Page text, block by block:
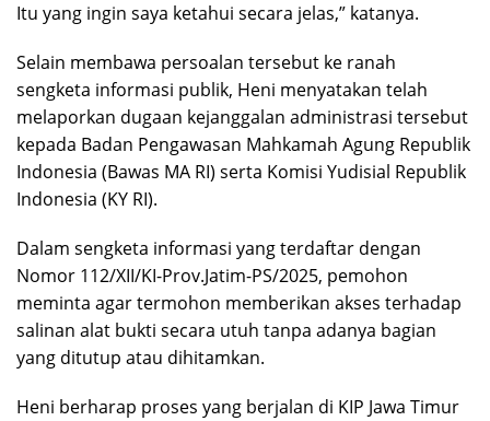
Itu yang ingin saya ketahui secara jelas,” katanya.
Selain membawa persoalan tersebut ke ranah
sengketa informasi publik, Heni menyatakan telah
melaporkan dugaan kejanggalan administrasi tersebut
kepada Badan Pengawasan Mahkamah Agung Republik
Indonesia (Bawas MA RI) serta Komisi Yudisial Republik
Indonesia (KY RI).
Dalam sengketa informasi yang terdaftar dengan
Nomor 112/XII/KI-Prov.Jatim-PS/2025, pemohon
meminta agar termohon memberikan akses terhadap
salinan alat bukti secara utuh tanpa adanya bagian
yang ditutup atau dihitamkan.
Heni berharap proses yang berjalan di KIP Jawa Timur